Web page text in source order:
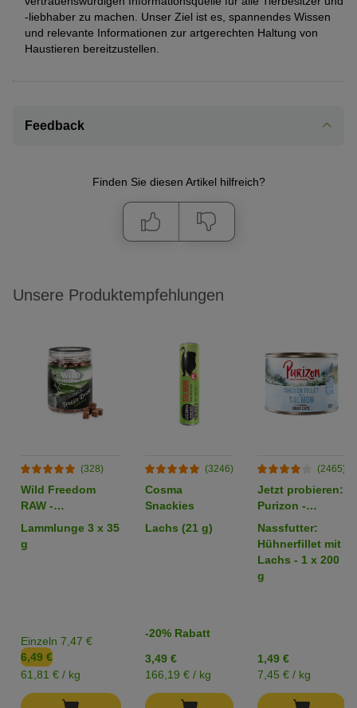
-liebhaber zu machen. Unser Ziel ist es, spannendes Wissen
und relevante Informationen zur artgerechten Haltung von
Haustieren bereitzustellen.
Feedback
Finden Sie diesen Artikel hilfreich?
Unsere Produktempfehlungen
(328)
Wild Freedom
RAW -
gefriergetrocknete
Lammlunge 3 x 35
g
Einzeln 7,47 €
6,49 €
61,81 € / kg
(3246)
Cosma
Snackies
Lachs (21 g)
-20% Rabatt
3,49 €
166,19 € / kg
(2465)
Jetzt probieren:
Purizon -
getreidefrei
Nassfutter:
Hühnerfillet mit
Lachs - 1 x 200
g
1,49 €
7,45 € / kg